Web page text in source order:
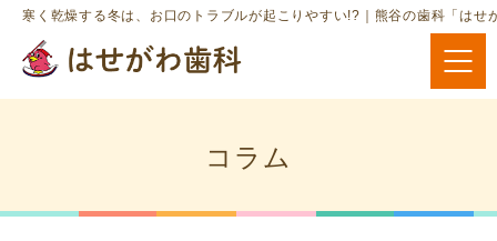
寒く乾燥する冬は、お口のトラブルが起こりやすい!?｜熊谷の歯科「はせ
コラム